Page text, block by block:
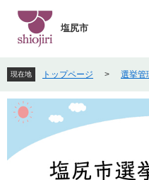
先
頭
で
を
飛
ば
文
塩尻市
現在地 トップページ > 選挙管